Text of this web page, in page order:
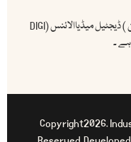
آئی بی سی ( انڈس براڈ کاسٹ اینڈ کیمونیکیشن ) ڈیجٹیل میڈیاالائنس (DIGI
Copyright2026.